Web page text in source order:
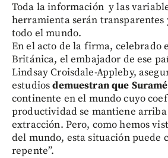
Toda la información y las
herramienta serán transparentes
todo el mundo.
En el acto de la firma, celebrado
Británica, el embajador de ese
Lindsay Croisdale-Appleby,
estudiosdemuestran que
continente en el mundo cuyo
productividad se mantiene arriba
extracción. Pero, como hemos
del mundo, esta situación puede
repente”.